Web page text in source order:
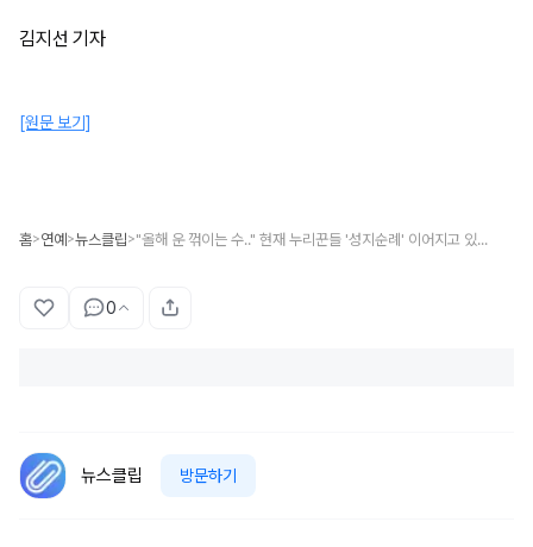
김지선 기자
[원문 보기]
홈>연예 >뉴스클립> "올해 운 꺾이는 수.." 현재 누리꾼들 '성지순례' 이어지고 있는 '5개월 전' 이강인 사주 영상
0
뉴스클립 방문하기